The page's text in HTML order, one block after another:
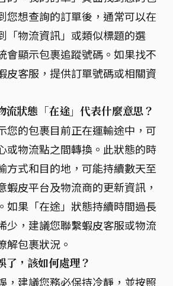
您想查詢的訂單後，通常可以在
「物流資訊」或類似標題的選
會顯示包裹追蹤號碼。如果找不
皮客服，提供訂單號碼或相關資
流狀態「在途」代表什麼意思？
您的包裹目前正在運輸途中，可
或物流點之間轉換。此狀態的時
方式和目的地，可能持續數天至
蝦皮平台及物流商的更新資訊，
如果「在途」狀態持續時間過長
少，建議您聯繫蝦皮客服或物流
解包裹狀況。
了，該如何處理？
，建議您務必保持冷靜，並按照